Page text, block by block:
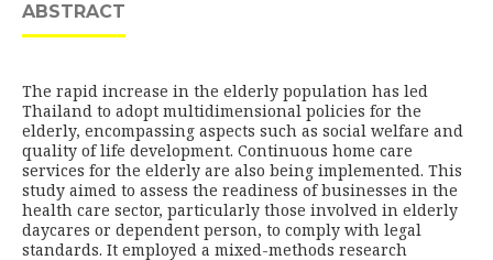
ABSTRACT
The rapid increase in the elderly population has led
Thailand to adopt multidimensional policies for the
elderly, encompassing aspects such as social welfare and
quality of life development. Continuous home care
services for the elderly are also being implemented. This
study aimed to assess the readiness of businesses in the
health care sector, particularly those involved in elderly
daycares or dependent person, to comply with legal
standards. It employed a mixed-methods research